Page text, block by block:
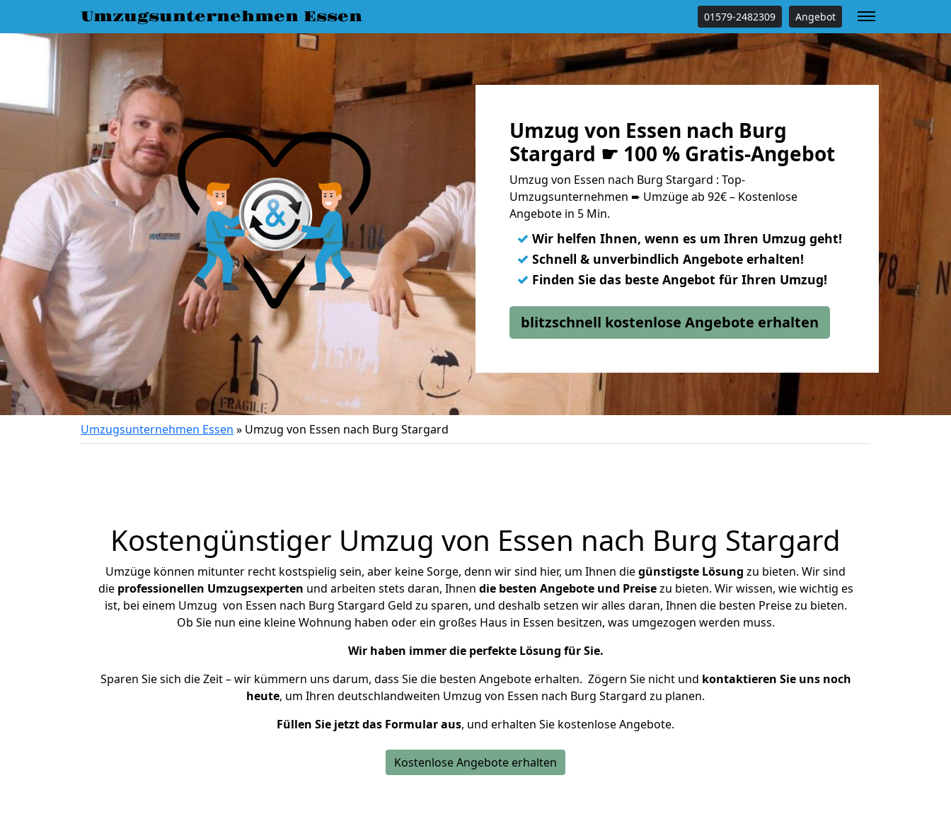
Umzugsunternehmen Essen 01579-2482309 Angebot
Umzug von Essen nach Burg
Stargard ☛ 100 % Gratis-Angebot
Umzug von Essen nach Burg Stargard : Top-
Umzugsunternehmen ➨ Umzüge ab 92€ – Kostenlose
Angebote in 5 Min.
✓ Wir helfen Ihnen, wenn es um Ihren Umzug geht!
✓ Schnell & unverbindlich Angebote erhalten!
✓ Finden Sie das beste Angebot für Ihren Umzug!
blitzschnell kostenlose Angebote erhalten
Umzugsunternehmen Essen » Umzug von Essen nach Burg Stargard
Kostengünstiger Umzug von Essen nach Burg Stargard
Umzüge können mitunter recht kostspielig sein, aber keine Sorge, denn wir sind hier, um Ihnen diegünstigste Lösung zu bieten. Wir sind
die professionellen Umzugsexperten und arbeiten stets daran, Ihnen die besten Angebote und Preisezu bieten. Wir wissen, wie wichtig es
ist, bei einem Umzug von Essen nach Burg Stargard Geld zu sparen, und deshalb setzen wir alles daran, Ihnen die besten Preise zu bieten.
Ob Sie nun eine kleine Wohnung haben oder ein großes Haus in Essen besitzen, was umgezogen werden muss.
Wir haben immer die perfekte Lösung für Sie.
Sparen Sie sich die Zeit – wir kümmern uns darum, dass Sie die besten Angebote erhalten. Zögern Sie nicht und kontaktieren Sie uns noch
heute, um Ihren deutschlandweiten Umzug von Essen nach Burg Stargard zu planen.
Füllen Sie jetzt das Formular aus, und erhalten Sie kostenlose Angebote.
Kostenlose Angebote erhalten